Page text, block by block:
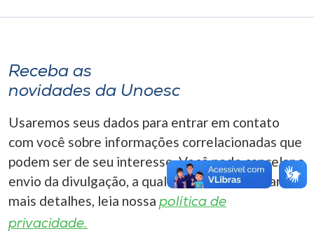
o idioma
A-
Receba as
novidades da Unoesc
Usaremos seus dados para entrar em contato
com você sobre informações correlacionadas que
podem ser de seu interesse. Você pode cancelar o
envio da divulgação, a qualquer momento. Para
mais detalhes, leia nossa política de
privacidade.